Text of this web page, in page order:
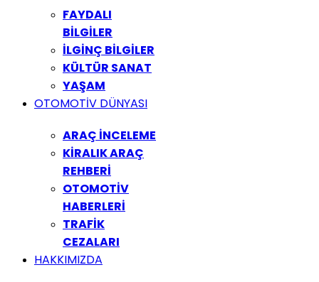
FAYDALI
BİLGİLER
İLGİNÇ BİLGİLER
KÜLTÜR SANAT
YAŞAM
OTOMOTİV DÜNYASI
ARAÇ İNCELEME
KİRALIK ARAÇ
REHBERİ
OTOMOTİV
HABERLERİ
TRAFİK
CEZALARI
HAKKIMIZDA